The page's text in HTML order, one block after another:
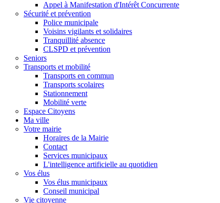
Appel à Manifestation d'Intérêt Concurrente
Sécurité et prévention
Police municipale
Voisins vigilants et solidaires
Tranquillité absence
CLSPD et prévention
Seniors
Transports et mobilité
Transports en commun
Transports scolaires
Stationnement
Mobilité verte
Espace Citoyens
Ma ville
Votre mairie
Horaires de la Mairie
Contact
Services municipaux
L'intelligence artificielle au quotidien
Vos élus
Vos élus municipaux
Conseil municipal
Vie citoyenne